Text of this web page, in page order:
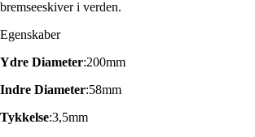
bremseeskiver i verden.
Egenskaber
Ydre Diameter:200mm
Indre Diameter:58mm
Tykkelse:3,5mm